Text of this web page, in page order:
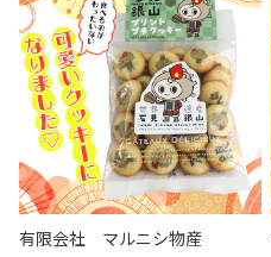
有限会社 マルニシ物産